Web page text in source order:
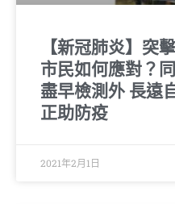
【新冠肺炎】突
市民如何應對？
盡早檢測外 長遠
正助防疫
2021年2月1日